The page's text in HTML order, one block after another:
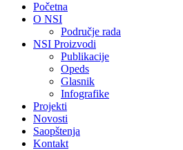
Početna
O NSI
Područje rada
NSI Proizvodi
Publikacije
Opeds
Glasnik
Infografike
Projekti
Novosti
Saopštenja
Kontakt